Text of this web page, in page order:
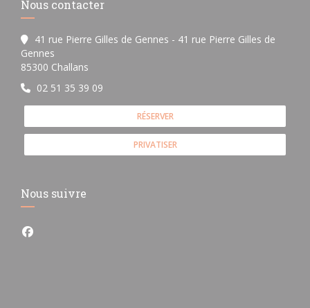
Nous contacter
41 rue Pierre Gilles de Gennes - 41 rue Pierre Gilles de
Gennes
85300 Challans
02 51 35 39 09
RÉSERVER
PRIVATISER
Nous suivre
Facebook ((ouvre une nouvelle fenêtre))